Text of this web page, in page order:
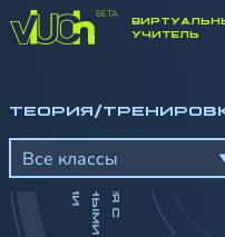
УЧИТЕЛЬ
Все классы
ТЕОРИЯ/
-/100
Д
Е Й
С
Т
В
И
Я
С
НА
Т
У
Р
А
Л
Ь
Н
Ы
М
И
Ч И
С
Л
А
М
И